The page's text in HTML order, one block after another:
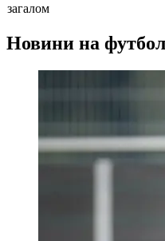
загалом
Новини на